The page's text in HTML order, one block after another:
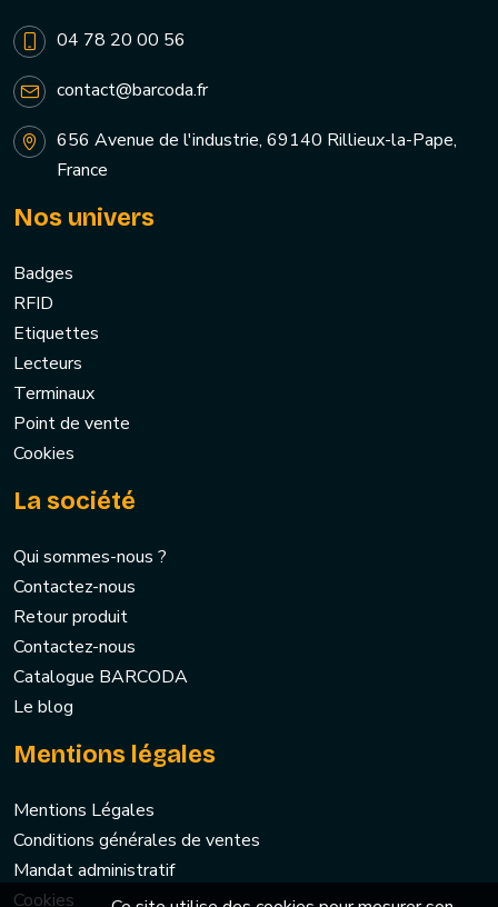
04 78 20 00 56
contact@barcoda.fr
656 Avenue de l'industrie, 69140 Rillieux-la-Pape,
France
Nos univers
Badges
RFID
Etiquettes
Lecteurs
Terminaux
Point de vente
Cookies
La société
Qui sommes-nous ?
Contactez-nous
Retour produit
Contactez-nous
Catalogue BARCODA
Le blog
Mentions légales
Mentions Légales
Conditions générales de ventes
Mandat administratif
Cookies